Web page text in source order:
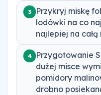
3
Przykryj miskę
lodówki na co
najlepiej na całą
4
Przygotowanie
dużej misce
pomidory
drobno